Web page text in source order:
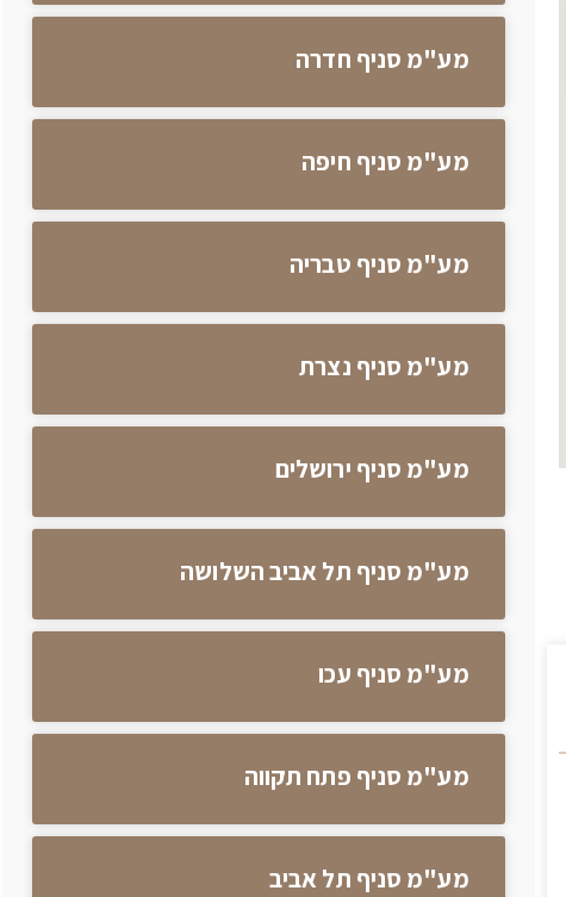
מע"מ סניף חדרה
מע"מ סניף חיפה
מע"מ סניף טבריה
מע"מ סניף נצרת
מע"מ סניף ירושלים
מע"מ סניף תל אביב השלושה
מע"מ סניף עכו
מע"מ סניף פתח תקווה
מע"מ סניף תל אביב